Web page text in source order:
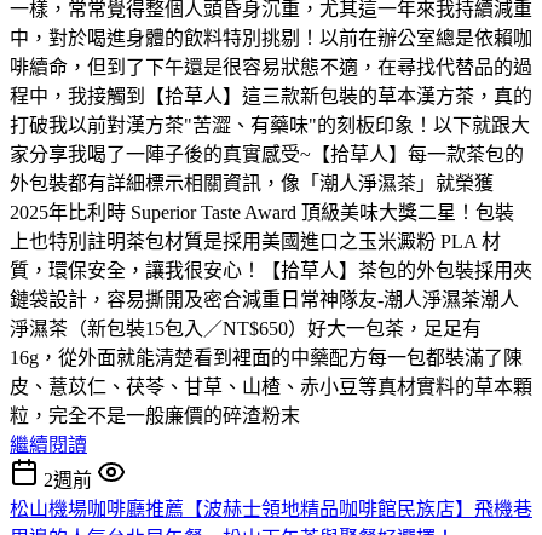
一樣，常常覺得整個人頭昏身沉重，尤其這一年來我持續減重
中，對於喝進身體的飲料特別挑剔！以前在辦公室總是依賴咖
啡續命，但到了下午還是很容易狀態不適，在尋找代替品的過
程中，我接觸到【拾草人】這三款新包裝的草本漢方茶，真的
打破我以前對漢方茶"苦澀、有藥味"的刻板印象！以下就跟大
家分享我喝了一陣子後的真實感受~【拾草人】每一款茶包的
外包裝都有詳細標示相關資訊，像「潮人淨濕茶」就榮獲
2025年比利時 Superior Taste Award 頂級美味大獎二星！包裝
上也特別註明茶包材質是採用美國進口之玉米澱粉 PLA 材
質，環保安全，讓我很安心！【拾草人】茶包的外包裝採用夾
鏈袋設計，容易撕開及密合減重日常神隊友-潮人淨濕茶潮人
淨濕茶（新包裝15包入／NT$650）好大一包茶，足足有
16g，從外面就能清楚看到裡面的中藥配方每一包都裝滿了陳
皮、薏苡仁、茯苓、甘草、山楂、赤小豆等真材實料的草本顆
粒，完全不是一般廉價的碎渣粉末
繼續閱讀
2週前
松山機場咖啡廳推薦【波赫士領地精品咖啡館民族店】飛機巷